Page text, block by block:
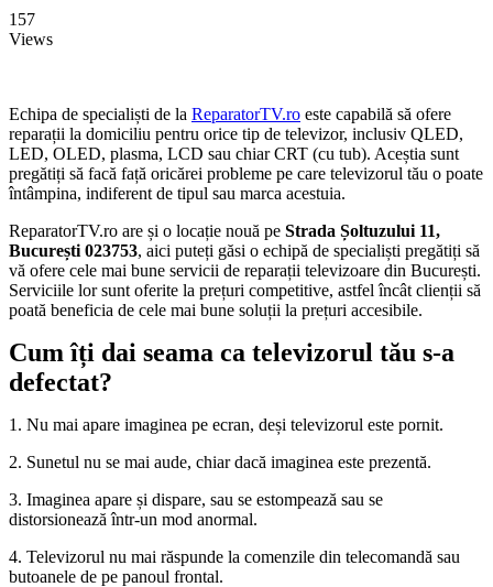
157
Views
Echipa de specialiști de la ReparatorTV.ro este capabilă să ofere
reparații la domiciliu pentru orice tip de televizor, inclusiv QLED,
LED, OLED, plasma, LCD sau chiar CRT (cu tub). Aceștia sunt
pregătiți să facă față oricărei probleme pe care televizorul tău o poate
întâmpina, indiferent de tipul sau marca acestuia.
ReparatorTV.ro are și o locație nouă pe Strada Șoltuzului 11,
București 023753, aici puteți găsi o echipă de specialiști pregătiți să
vă ofere cele mai bune servicii de reparații televizoare din București.
Serviciile lor sunt oferite la prețuri competitive, astfel încât clienții să
poată beneficia de cele mai bune soluții la prețuri accesibile.
Cum îți dai seama ca televizorul tău s-a
defectat?
1. Nu mai apare imaginea pe ecran, deși televizorul este pornit.
2. Sunetul nu se mai aude, chiar dacă imaginea este prezentă.
3. Imaginea apare și dispare, sau se estompează sau se
distorsionează într-un mod anormal.
4. Televizorul nu mai răspunde la comenzile din telecomandă sau
butoanele de pe panoul frontal.